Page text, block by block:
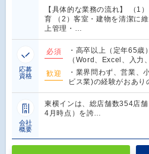
【具体的な業務の流れ】 （1
育 （2）客室・建物を清潔に
上管理・…
応募
資格
必須
・高卒以上（定年65
（Word、Excel、入力
歓迎
・業界問わず、営業、
ビス業)の経験がおあり
会社
概要
東横インは、総店舗数354店
4月時点）を誇…